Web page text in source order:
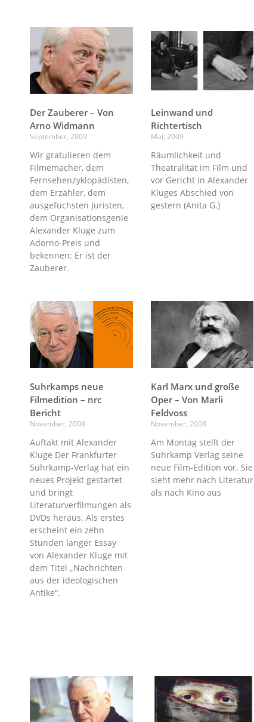
Der Zauberer – Von
Arno Widmann
September, 2009
Wir gratulieren dem
Filmemacher, dem
Fernsehenzyklopädisten,
dem Erzähler, dem
ausgefuchsten Juristen,
dem Organisationsgenie
Alexander Kluge zum
Adorno-Preis und
bekennen: Er ist der
Zauberer.
Leinwand und
Richtertisch
Mai, 2009
Räumlichkeit und
Theatralität im Film und
vor Gericht in Alexander
Kluges Abschied von
gestern (Anita G.)
Suhrkamps neue
Filmedition – nrc
Bericht
November, 2008
Auftakt mit Alexander
Kluge Der Frankfurter
Suhrkamp-Verlag hat ein
neues Projekt gestartet
und bringt
Literaturverfilmungen als
DVDs heraus. Als erstes
erscheint ein zehn
Stunden langer Essay
von Alexander Kluge mit
dem Titel „Nachrichten
aus der ideologischen
Antike“.
Karl Marx und große
Oper – Von Marli
Feldvoss
November, 2008
Am Montag stellt der
Suhrkamp Verlag seine
neue Film-Edition vor. Sie
sieht mehr nach Literatur
als nach Kino aus